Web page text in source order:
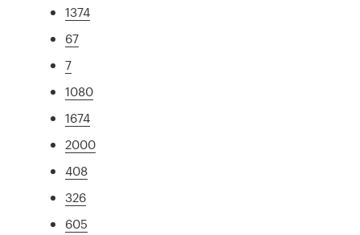
1374
67
7
1080
1674
2000
408
326
605